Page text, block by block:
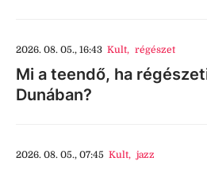
2026. 08. 05., 16:43 Kult, régészet
Mi a teendő, ha
Dunában?
2026. 08. 05., 07:45 Kult, jazz